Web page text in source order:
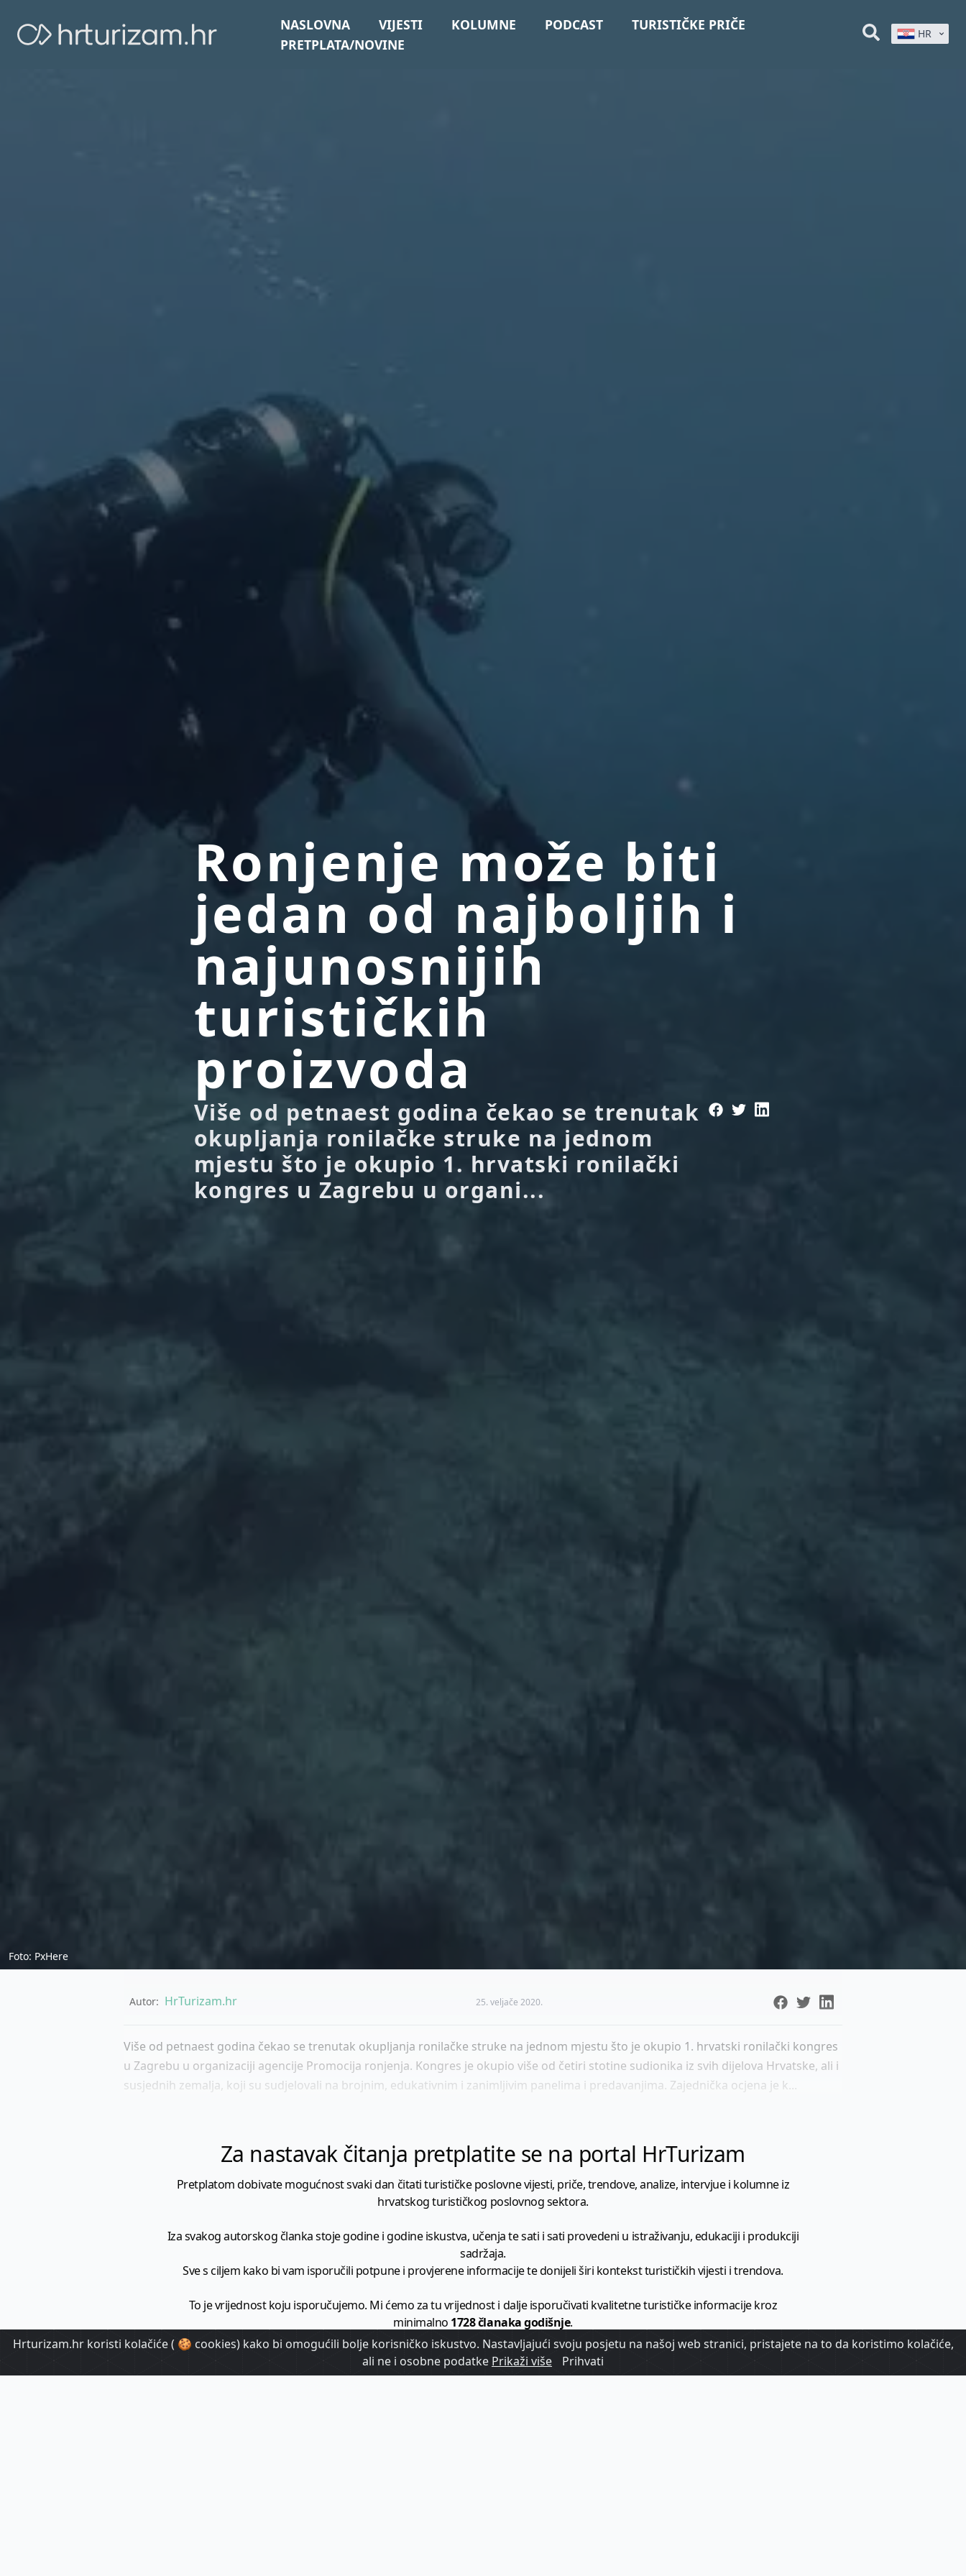
NASLOVNA VIJESTI KOLUMNE PODCAST
TURISTIČKE PRIČE
PRETPLATA/NOVINE
HR
Ronjenje može biti
jedan od najboljih i
najunosnijih
turističkih
proizvoda
Više od petnaest godina čekao se trenutak
okupljanja ronilačke struke na jednom
mjestu što je okupio 1. hrvatski ronilački
kongres u Zagrebu u organi...
Foto: PxHere
Autor: HrTurizam.hr 25. veljače 2020.
Više od petnaest godina čekao se trenutak okupljanja ronilačke struke na jednom mjestu što je okupio 1. hrvatski ronilački kongres
u Zagrebu u organizaciji agencije Promocija ronjenja. Kongres je okupio više od četiri stotine sudionika iz svih dijelova Hrvatske, ali i
susjednih zemalja, koji su sudjelovali na brojnim, edukativnim i zanimljivim panelima i predavanjima. Zajednička ocjena je k...
Za nastavak čitanja pretplatite se na portal HrTurizam
Pretplatom dobivate mogućnost svaki dan čitati turističke poslovne vijesti, priče, trendove, analize, intervjue i kolumne iz
hrvatskog turističkog poslovnog sektora.
Iza svakog autorskog članka stoje godine i godine iskustva, učenja te sati i sati provedeni u istraživanju, edukaciji i produkciji
sadržaja.
Sve s ciljem kako bi vam isporučili potpune i provjerene informacije te donijeli širi kontekst turističkih vijesti i trendova.
To je vrijednost koju isporučujemo. Mi ćemo za tu vrijednost i dalje isporučivati kvalitetne turističke informacije kroz
minimalno 1728 članaka godišnje.
HrTurizam - vaš izvor informacija iz poslovnog svijeta hrvatskog turizma.
Hrturizam.hr koristi kolačiće ( 🍪 cookies) kako bi omogućili bolje korisničko iskustvo. Nastavljajući svoju posjetu na našoj web stranici, pristajete na to da koristimo kolačiće,
ali ne i osobne podatke Prikaži više Prihvati